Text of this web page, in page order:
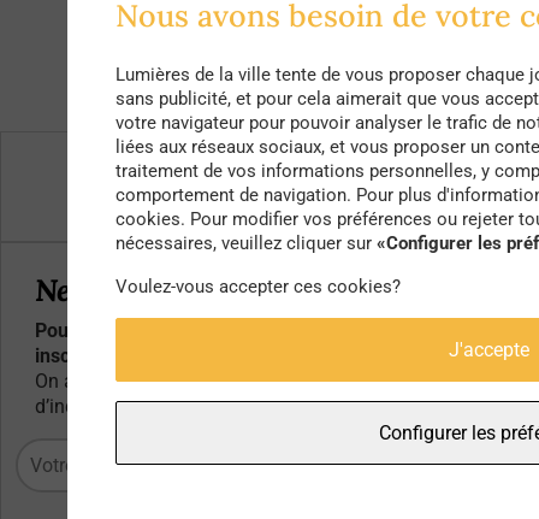
Qui sommes-nous ?
Contacts
Newsletter
Pour ne rater aucun article, événement ou bon plan,
inscrivez-vous à notre newsletter :
On aime partager mais pour votre adresse mail, pas
d’inquiétude, ça reste entre nous :)
Nous avons besoin de votre
Lumières de la ville tente de vous proposer chaque
sans publicité, et pour cela aimerait que vous
votre navigateur pour pouvoir analyser le trafic de
liées aux réseaux sociaux, et vous proposer un
traitement de vos informations personnelles, y
comportement de navigation. Pour plus
cookies. Pour modifier vos préférences ou rejeter
nécessaires, veuillez cliquer sur «Configurer les
Voulez-vous accepter ces cookies?
J'accepte
Configurer les